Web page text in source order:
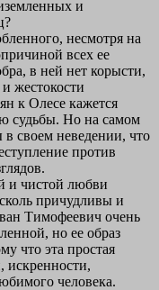
и
несмотря на
всех ее
в ней нет корысти,
жестокости
к Олесе кажется
судьбы. Но на самом
своем неведении, что
против
и чистой любви
сколь причудливы и
Тимофеевич очень
но ее образ
что эта простая
искренности,
человека.